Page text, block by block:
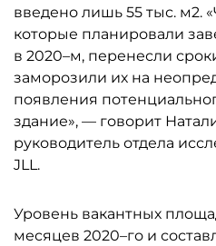
введено лишь 55 тыс. м2.
которые планировали
в 2020–м, перенесли
заморозили их на
появления
здание», — говорит
руководитель отдела
JLL.
Уровень вакантных
месяцев 2020–го и